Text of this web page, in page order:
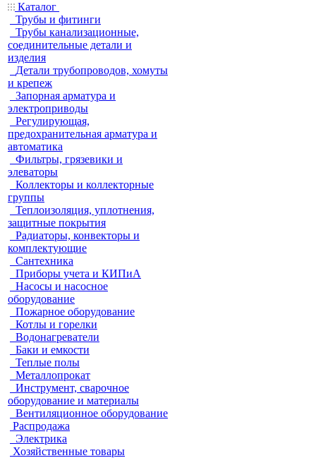
Каталог
Трубы и фитинги
Трубы канализационные,
соединительные детали и
изделия
Детали трубопроводов, хомуты
и крепеж
Запорная арматура и
электроприводы
Регулирующая,
предохранительная арматура и
автоматика
Фильтры, грязевики и
элеваторы
Коллекторы и коллекторные
группы
Теплоизоляция, уплотнения,
защитные покрытия
Радиаторы, конвекторы и
комплектующие
Сантехника
Приборы учета и КИПиА
Насосы и насосное
оборудование
Пожарное оборудование
Котлы и горелки
Водонагреватели
Баки и емкости
Теплые полы
Металлопрокат
Инструмент, сварочное
оборудование и материалы
Вентиляционное оборудование
Распродажа
Электрика
Хозяйственные товары